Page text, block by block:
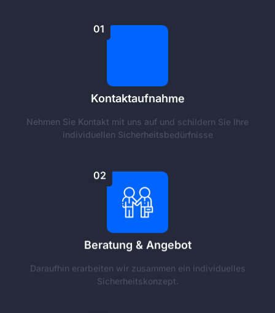
01
Kontaktaufnahme
Nehmen Sie Kontakt mit uns auf und schildern Sie Ihre
individuellen Sicherheitsbedürfnisse
02
Beratung & Angebot
Daraufhin erarbeiten wir zusammen ein individuelles
Sicherheitskonzept.